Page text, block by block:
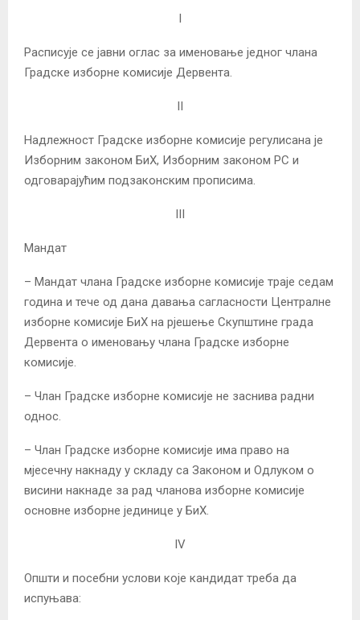
I
Расписује се јавни оглас за именовање једног члана
Градске изборне комисије Дервента.
II
Надлежност Градске изборне комисије регулисана је
Изборним законом БиХ, Изборним законом РС и
одговарајућим подзаконским прописима.
III
Мандат
– Мандат члана Градске изборне комисије траје седам
година и тече од дана давања сагласности Централне
изборне комисије БиХ на рјешење Скупштине града
Дервента о именовању члана Градске изборне
комисије.
– Члан Градске изборне комисије не заснива радни
однос.
– Члан Градске изборне комисије има право на
мјесечну накнаду у складу са Законом и Одлуком о
висини накнаде за рад чланова изборне комисије
основне изборне јединице у БиХ.
IV
Општи и посебни услови које кандидат треба да
испуњава: